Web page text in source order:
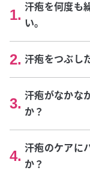
1. 汗疱を何度も
い。
2. 汗疱をつぶし
3. 汗疱がなかな
か？
4. 汗疱のケアに
か？